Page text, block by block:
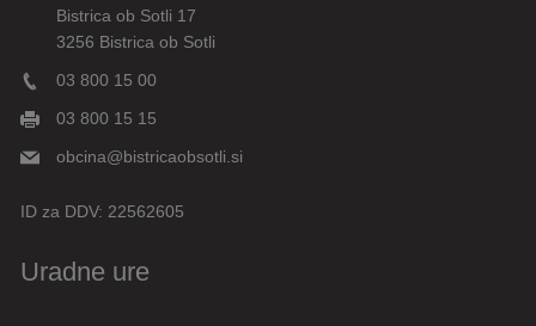
Bistrica ob Sotli 17
3256 Bistrica ob Sotli
03 800 15 00
03 800 15 15
obcina@bistricaobsotli.si
ID za DDV: 22562605
Uradne ure